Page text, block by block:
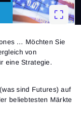
… Möchten Sie
von
eine Strategie.
sind Futures) auf
beliebtesten Märkte